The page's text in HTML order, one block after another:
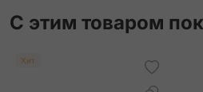
С этим товаром
Хит